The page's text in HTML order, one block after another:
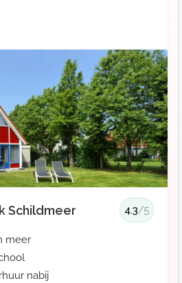
Schildmeer 4.3/5
meer
nabij